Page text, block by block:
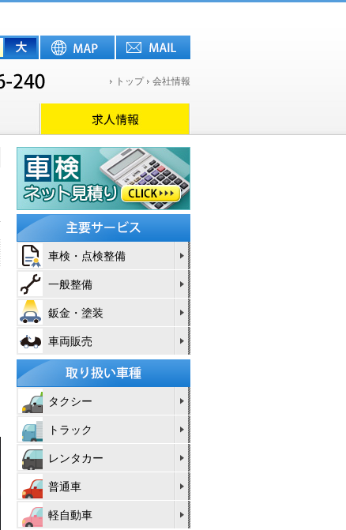
トップ 会社情報
車検・点検整備
一般整備
鈑金・塗装
車両販売
タクシー
トラック
レンタカー
普通車
軽自動車